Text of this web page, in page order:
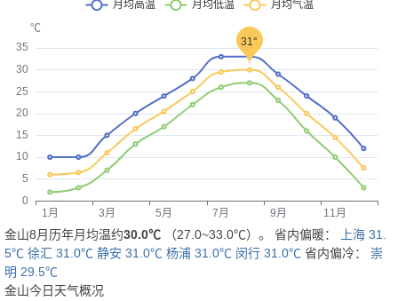
金山8月历年月均温约30.0℃ （27.0~33.0℃）。 省内偏暖：
上海 31.
5℃ 徐汇 31.0℃ 静安 31.0℃ 杨浦 31.0℃ 闵行 31.0℃ 省内偏冷： 崇
明 29.5℃
金山今日天气概况